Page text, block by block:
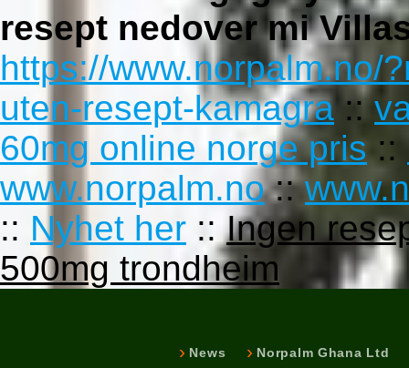
resept nedover mi
https://www.norpalm.no/
uten-resept-kamagra ::
60mg online norge pris ::
www.norpalm.no::
:: Nyhet her ::Ingen
500mg trondheim
News Norpalm Ghana Ltd